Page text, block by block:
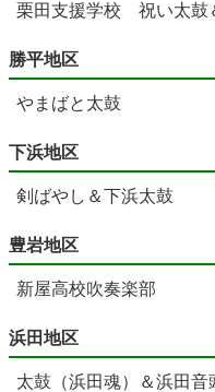
栗田支援学校 祝い太鼓
勝平地区
やまばと太鼓
下浜地区
剣ばやし＆下浜太鼓
豊岩地区
新屋高校吹奏楽部
浜田地区
太鼓（浜田魂）＆浜田音